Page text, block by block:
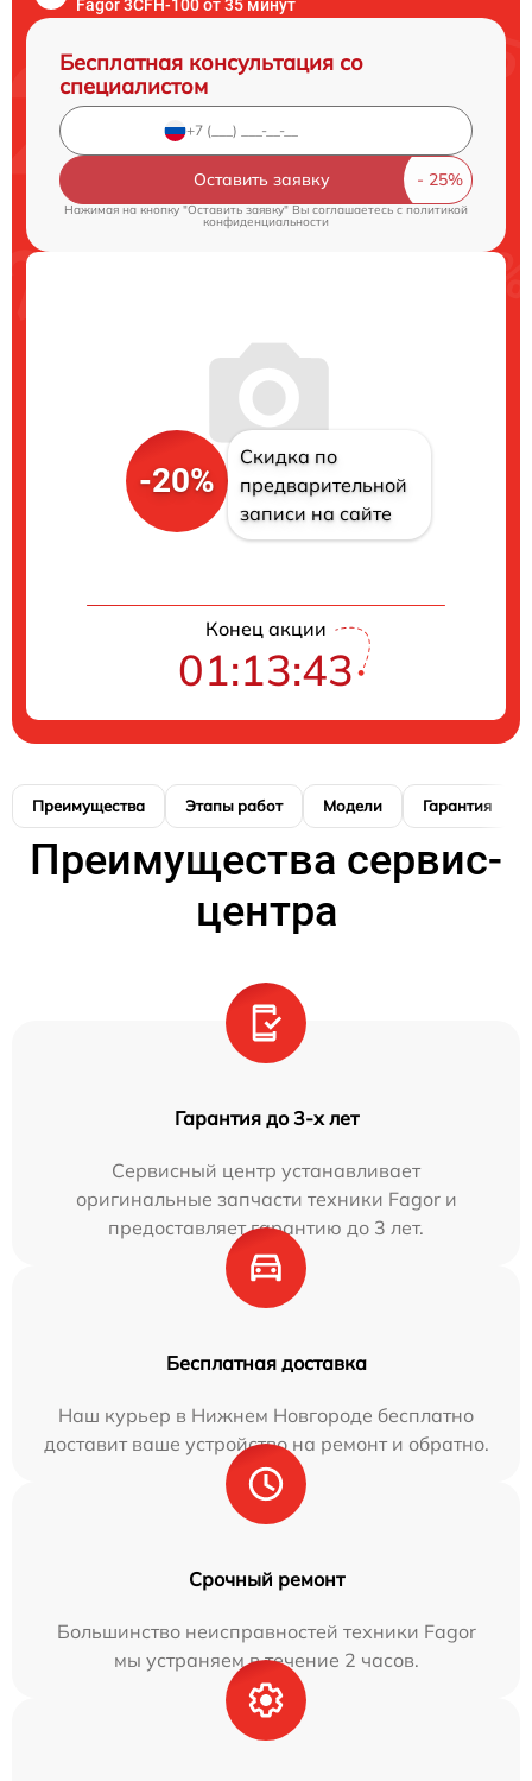
Fagor 3CFH-100 от 35 минут
Бесплатная консультация со
специалистом
Оставить заявку
Нажимая на кнопку "Оставить заявку" Вы соглашаетесь cполитикой
конфиденциальности
-20%
Скидка по
предварительной
записи на сайте
Конец акции
01:13:42
Преимущества Этапы работ Модели Гарантия
Преимущества сервис-
центра
Гарантия до 3-х лет
Сервисный центр устанавливает
оригинальные запчасти техники Fagor и
предоставляет гарантию до 3 лет.
Бесплатная доставка
Наш курьер в Нижнем Новгороде бесплатно
доставит ваше устройство на ремонт и обратно.
Срочный ремонт
Большинство неисправностей техники Fagor
мы устраняем в течение 2 часов.